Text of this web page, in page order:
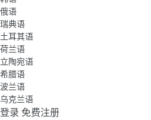
俄语
瑞典语
土耳其语
荷兰语
立陶宛语
希腊语
波兰语
乌克兰语
登录 免费注册